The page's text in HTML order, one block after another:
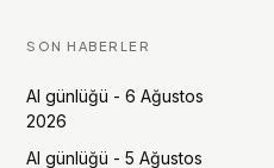
SON HABERLER
AI günlüğü - 6 Ağustos
2026
AI günlüğü - 5 Ağustos